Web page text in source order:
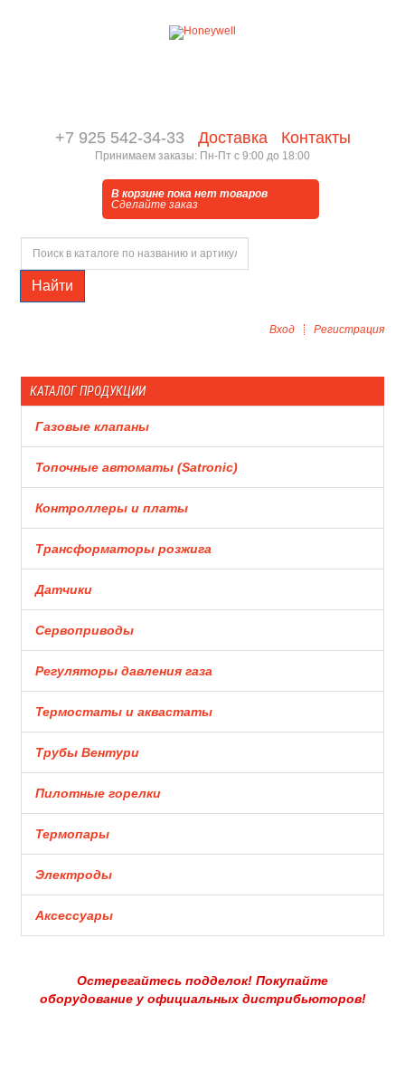
+7 925 542-34-33 Доставка Контакты
Принимаем заказы: Пн-Пт с 9:00 до 18:00
В корзине пока нет товаров
Сделайте заказ
Найти
Вход Регистрация
КАТАЛОГ ПРОДУКЦИИ
Газовые клапаны
Топочные автоматы (Satronic)
Контроллеры и платы
Трансформаторы розжига
Датчики
Сервоприводы
Регуляторы давления газа
Термостаты и аквастаты
Трубы Вентури
Пилотные горелки
Термопары
Электроды
Аксессуары
Остерегайтесь подделок! Покупайте
оборудование у официальных дистрибьюторов!